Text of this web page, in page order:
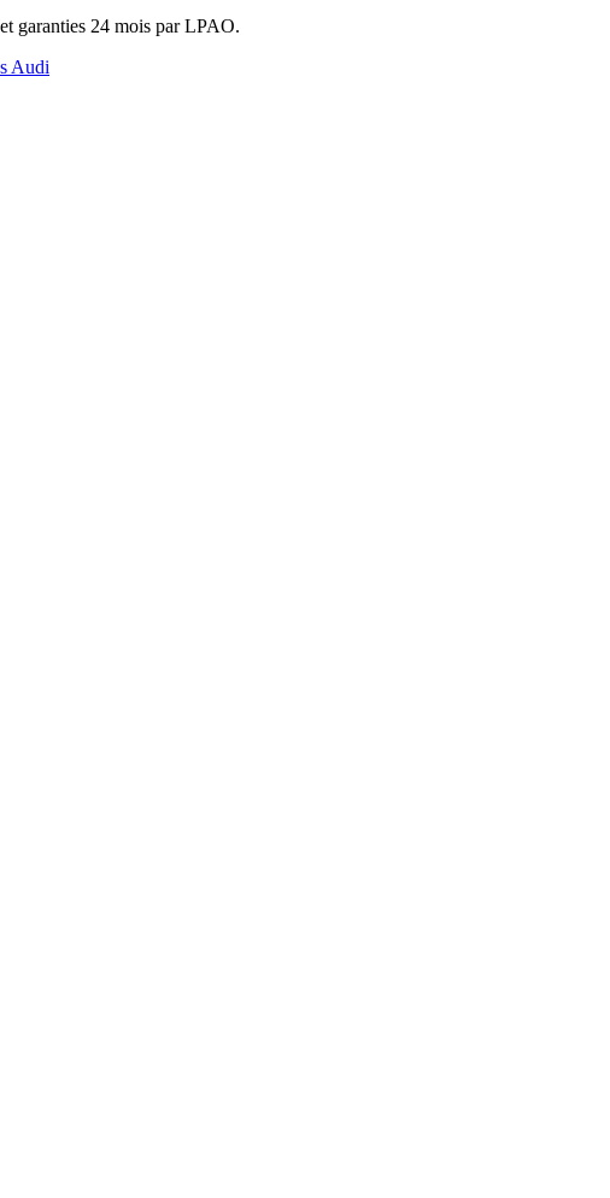
garanties 24 mois par LPAO.
Audi